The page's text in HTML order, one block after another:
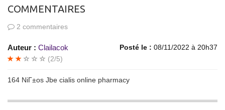
COMMENTAIRES
2 commentaires
Auteur : Clailacok Posté le : 08/11/2022 à 20h37
(2/5)
164 NiГ±os Jbe cialis online pharmacy